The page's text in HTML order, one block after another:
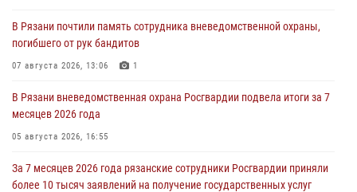
В Рязани почтили память сотрудника вневедомственной охраны,
погибшего от рук бандитов
07 августа 2026, 13:06 1
В Рязани вневедомственная охрана Росгвардии подвела итоги за 7
месяцев 2026 года
05 августа 2026, 16:55
За 7 месяцев 2026 года рязанские сотрудники Росгвардии приняли
более 10 тысяч заявлений на получение государственных услуг